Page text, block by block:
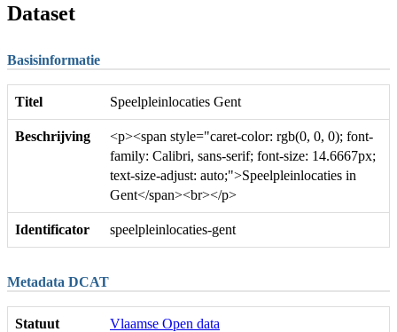
Dataset
Basisinformatie
Titel Speelpleinlocaties Gent
Beschrijving
<p><span style="caret-color: rgb(0, 0, 0); font-
family: Calibri, sans-serif; font-size: 14.6667px;
text-size-adjust: auto;">Speelpleinlocaties in
Gent</span><br></p>
Identificator speelpleinlocaties-gent
Metadata DCAT
Statuut Vlaamse Open data